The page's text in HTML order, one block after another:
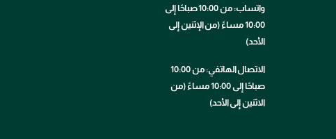
واتساب: من 10:00 صباحًا إلى
10:00 مساءً (من الإثنين إلى
الأحد)
الاتصال الهاتفي: من 10:00
صباحًا إلى 10:00 مساءً (من
الاثنين إلى الأحد)